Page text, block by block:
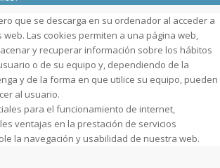
que se descarga en su ordenador al acceder a
Las cookies permiten a una página web,
y recuperar información sobre los hábitos
o de su equipo y, dependiendo de la
y de la forma en que utilice su equipo, pueden
al usuario.
para el funcionamiento de internet,
ventajas en la prestación de servicios
la navegación y usabilidad de nuestra web.